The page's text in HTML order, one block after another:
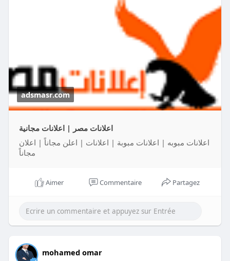
adsmasr.com
اعلانات مصر | اعلانات مجانية
اعلانات مبوبه | اعلانات مبوبة | اعلانات | اعلن مجاناً | اعلان
مجاناً
Aimer Commentaire Partagez
mohamed omar